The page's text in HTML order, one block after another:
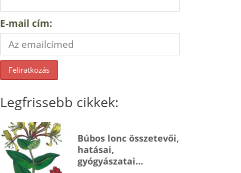
E-mail cím:
Legfrissebb cikkek:
Búbos lonc összetevői,
hatásai,
gyógyászatai…